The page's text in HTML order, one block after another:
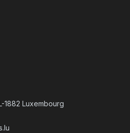
1882 Luxembourg